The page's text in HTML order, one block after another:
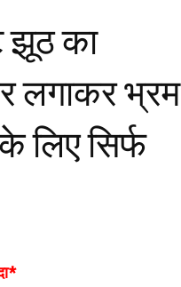
झूठ का
लगाकर भ्रम
लिए सिर्फ